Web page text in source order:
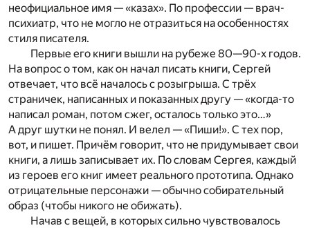
неофициальное имя — «казах». По профессии — врач-
психиатр, что не могло не отразиться на особенностях
стиля писателя.
Первые его книги вышли на рубеже 80—90-х годов.
На вопрос о том, как он начал писать книги, Сергей
отвечает, что всё началось с розыгрыша. С трёх
страничек, написанных и показанных другу — «когда-то
написал роман, потом сжег, осталось только это…»
А друг шутки не понял. И велел — «Пиши!». С тех пор,
вот, и пишет. Причём говорит, что не придумывает свои
книги, а лишь записывает их. По словам Сергея, каждый
из героев его книг имеет реального прототипа. Однако
отрицательные персонажи — обычно собирательный
образ (чтобы никого не обижать).
Начав с вещей, в которых сильно чувствовалось